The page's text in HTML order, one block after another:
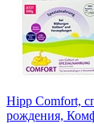
Hipp Comfort,
рождения,